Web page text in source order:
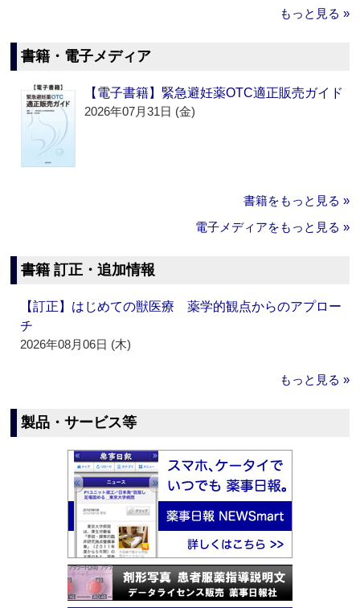
もっと見る »
書籍・電子メディア
【電子書籍】緊急避妊薬OTC適正販売ガイド
2026年07月31日 (金)
書籍をもっと見る »
電子メディアをもっと見る »
書籍 訂正・追加情報
【訂正】はじめての獣医療 薬学的観点からのアプロー
チ
2026年08月06日 (木)
もっと見る »
製品・サービス等